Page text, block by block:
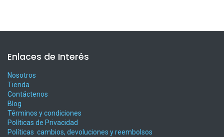
Enlaces de Interés
Nosotros
Tienda
Contáctenos
Blog
Términos y condiciones
Políticas de Privacidad
Políticas cambios, devoluciones y reembolsos